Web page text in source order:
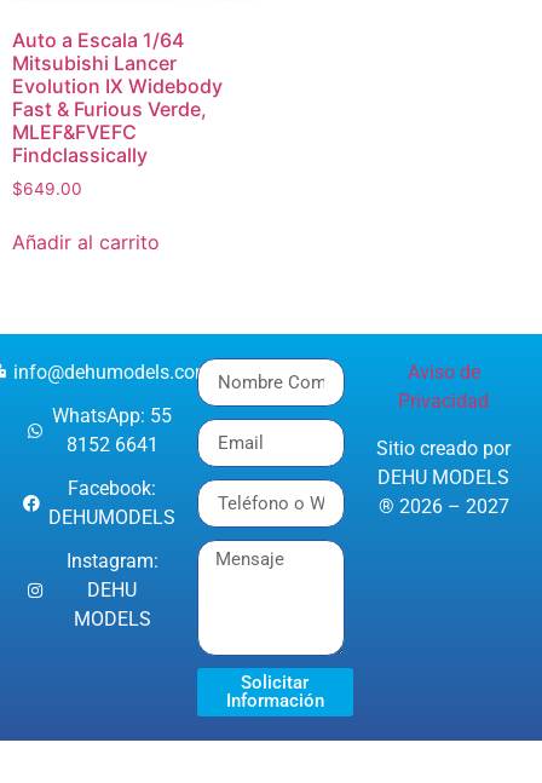
Auto a Escala 1/64
Mitsubishi Lancer
Evolution IX Widebody
Fast & Furious Verde,
MLEF&FVEFC
Findclassically
$649.00
Añadir al carrito
info@dehumodels.com
WhatsApp: 55
8152 6641
Facebook:
DEHUMODELS
Instagram:
DEHU
MODELS
Solicitar
Información
Aviso de
Privacidad
Sitio creado por
DEHU MODELS
® 2026 – 2027